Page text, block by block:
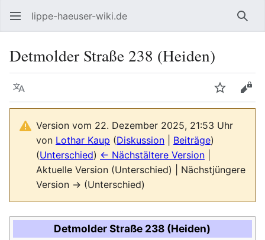
lippe-haeuser-wiki.de
Detmolder Straße 238 (Heiden)
Sprache
Version vom 22. Dezember 2025, 21:53 Uhr
von Lothar Kaup (Diskussion Beiträge)
(Unterschied) ← Nächstältere Version
Aktuelle Version (Unterschied) | Nächstjüngere
Version → (Unterschied)
Detmolder Straße 238 (Heiden)